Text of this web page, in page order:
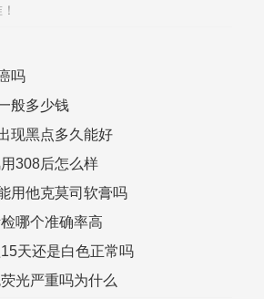
吗
般多少钱
现黑点多久能好
308后怎么样
用他克莫司软膏吗
哪个准确率高
天还是白色正常吗
光严重吗为什么